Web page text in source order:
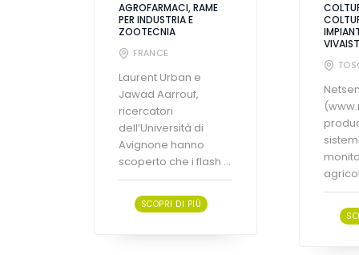
AGROFARMACI, RAME
PER INDUSTRIA E
ZOOTECNIA
FRANCE
Laurent Urban e
Jawad Aarrouf,
ricercatori
dell’Università di
Avignone hanno
scoperto che i flash ...
SCOPRI DI PIÙ